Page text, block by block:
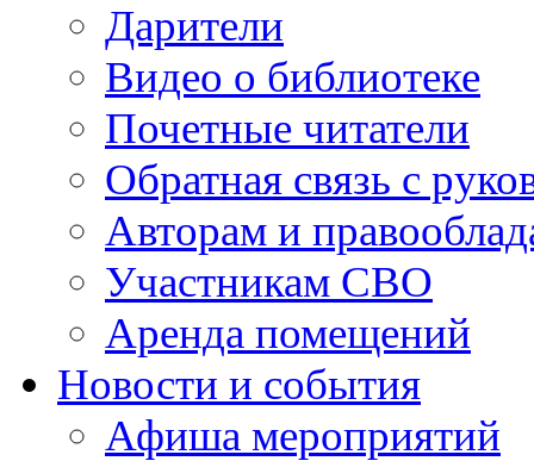
Дарители
Видео о библиотеке
Почетные читатели
Обратная связь с
Авторам и
Участникам СВО
Аренда помещений
Новости и события
Афиша мероприятий